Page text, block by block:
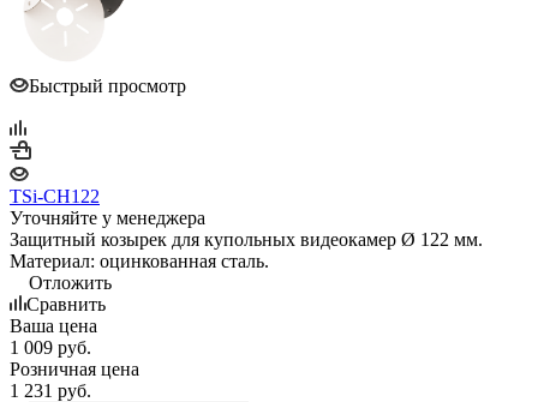
Быстрый просмотр
TSi-CH122
Уточняйте у менеджера
Защитный козырек для купольных видеокамер Ø 122 мм.
Материал: оцинкованная сталь.
Отложить
Сравнить
Ваша цена
1 009 руб.
Розничная цена
1 231 руб.